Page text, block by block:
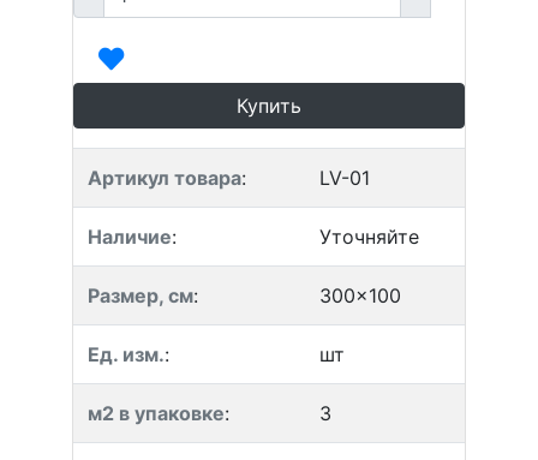
Купить
Артикул товара: LV-01
Наличие: Уточняйте
Размер, см: 300x100
Ед. изм.: шт
м2 в упаковке: 3